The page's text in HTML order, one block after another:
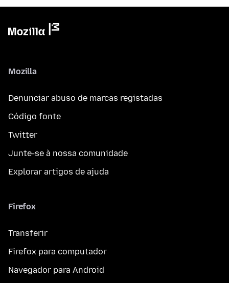
Mozilla
Denunciar abuso de marcas registadas
Código fonte
Twitter
Junte-se à nossa comunidade
Explorar artigos de ajuda
Firefox
Transferir
Firefox para computador
Navegador para Android